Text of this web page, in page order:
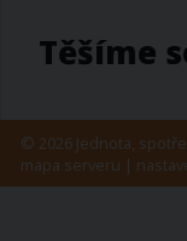
Těšíme
© 2026 Jednota,
mapa serveru |